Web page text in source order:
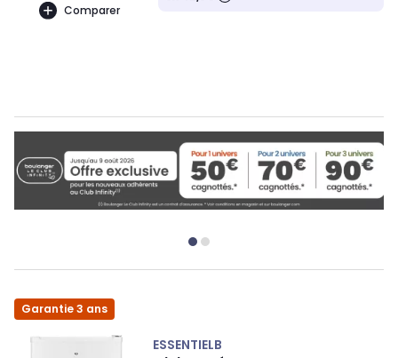
Comparer
Garantie 3 ans
ESSENTIELB